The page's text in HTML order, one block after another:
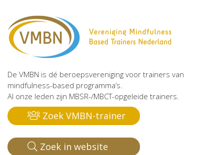
De VMBN is dé beroepsvereniging voor trainers van
mindfulness-based programma’s.
Al onze leden zijn MBSR-/MBCT-opgeleide trainers.
Zoek VMBN-trainer
Zoek in website